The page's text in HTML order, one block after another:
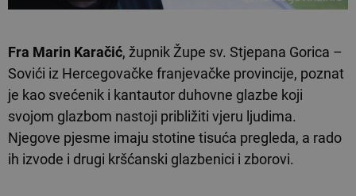
Fra Marin Karačić, župnik Župe sv. Stjepana Gorica –
Sovići iz Hercegovačke franjevačke provincije, poznat
je kao svećenik i kantautor duhovne glazbe koji
svojom glazbom nastoji približiti vjeru ljudima.
Njegove pjesme imaju stotine tisuća pregleda, a rado
ih izvode i drugi kršćanski glazbenici i zborovi.